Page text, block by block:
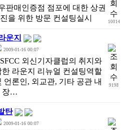
판매인증점 점포에 대한 상권
을 위한 방문 컨설팅실시
10014
운지
2009-01-16 00:07
외신기자클럽의 취지와
한 라운지 리뉴얼 컨설팅역할
언론인, 외교관, 기타 공관 내
장…
9198
탄
2009-01-16 00:07